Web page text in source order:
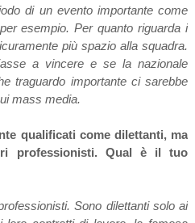
di un evento importante come
esempio. Per quanto riguarda i
più spazio alla squadra.
a vincere e se la nazionale
traguardo importante ci sarebbe
mass media.
qualificati come dilettanti, ma
professionisti. Qual è il tuo
Sono dilettanti solo ai